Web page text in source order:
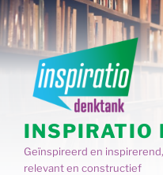
Spring
naar
de
inhoud
INSPIRATIO
Geïnspireerd en
relevant en constructief